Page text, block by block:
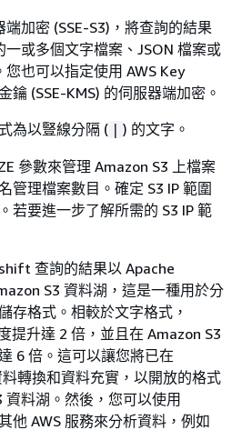
加密 (SSE-S3)，將查詢的結果
或多個文字檔案、JSON 檔案或
也可以指定使用 AWS Key
(SSE-KMS) 的伺服器端加密。
為以豎線分隔 ( | ) 的文字。
參數來管理 Amazon S3 上檔案
管理檔案數目。確定 S3 IP 範圍
若要進一步了解所需的 S3 IP 範
查詢的結果以 Apache
S3 資料湖，這是一種用於分
存格式。相較於文字格式，
提升達 2 倍，並且在 Amazon S3
6 倍。這可以讓您將已在
轉換和資料充實，以開放的格式
料湖。然後，您可以使用
他 AWS 服務來分析資料，例如